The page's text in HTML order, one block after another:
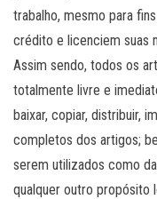
trabalho, mesmo para
crédito e licenciem suas
Assim sendo, todos os
totalmente livre e
baixar, copiar, distribuir,
completos dos artigos;
serem utilizados como
qualquer outro propósito